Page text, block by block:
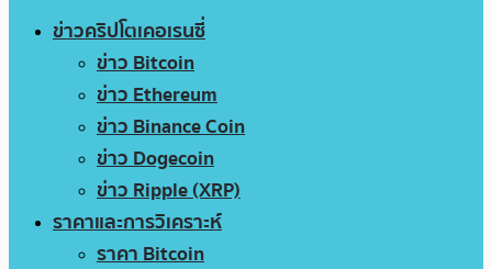
ข่าวคริปโตเคอเรนซี่
ข่าว Bitcoin
ข่าว Ethereum
ข่าว Binance Coin
ข่าว Dogecoin
ข่าว Ripple (XRP)
ราคาและการวิเคราะห์
ราคา Bitcoin